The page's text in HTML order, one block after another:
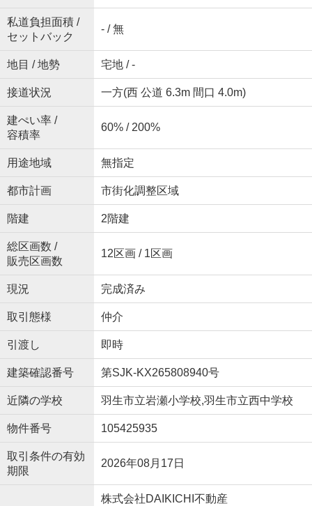
私道負担面積 /
セットバック
- / 無
地目 / 地勢 宅地 / -
接道状況 一方(西 公道 6.3m 間口 4.0m)
建ぺい率 /
容積率
60% / 200%
用途地域 無指定
都市計画 市街化調整区域
階建 2階建
総区画数 /
販売区画数
12区画 / 1区画
現況 完成済み
取引態様 仲介
引渡し 即時
建築確認番号 第SJK-KX265808940号
近隣の学校 羽生市立岩瀬小学校,羽生市立西中学校
物件番号 105425935
取引条件の有効
期限
2026年08月17日
株式会社DAIKICHI不動産